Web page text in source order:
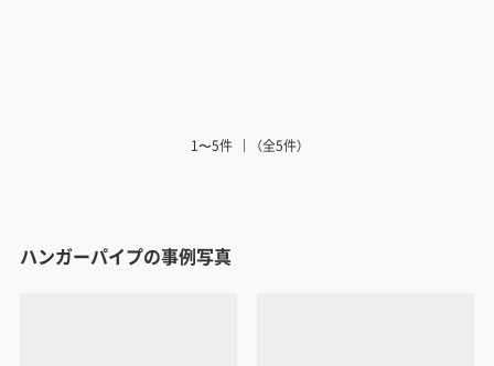
1〜5件 （全5件）
ハンガーパイプの事例写真